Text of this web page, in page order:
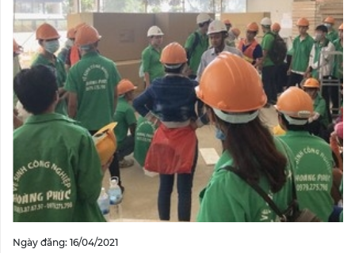
Ngày đăng: 16/04/2021